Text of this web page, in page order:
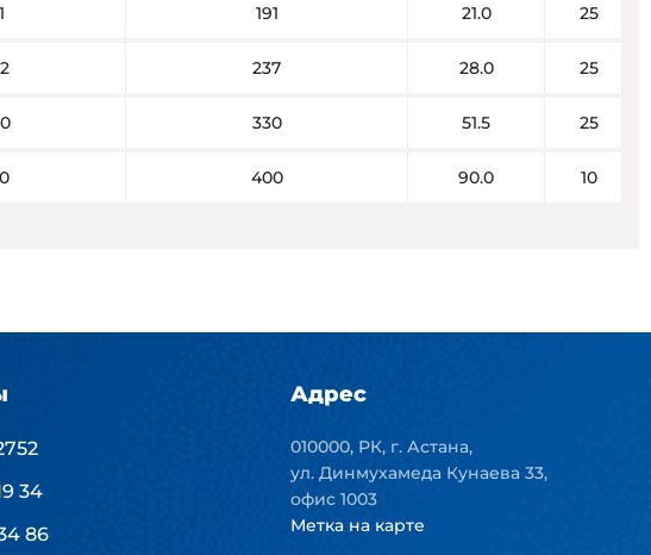
191 21.0 25
237 28.0 25
330 51.5 25
400 90.0 10
34
86
Адрес
010000, РК, г. Астана,
ул. Динмухамеда Кунаева 33,
офис 1003
Метка на карте